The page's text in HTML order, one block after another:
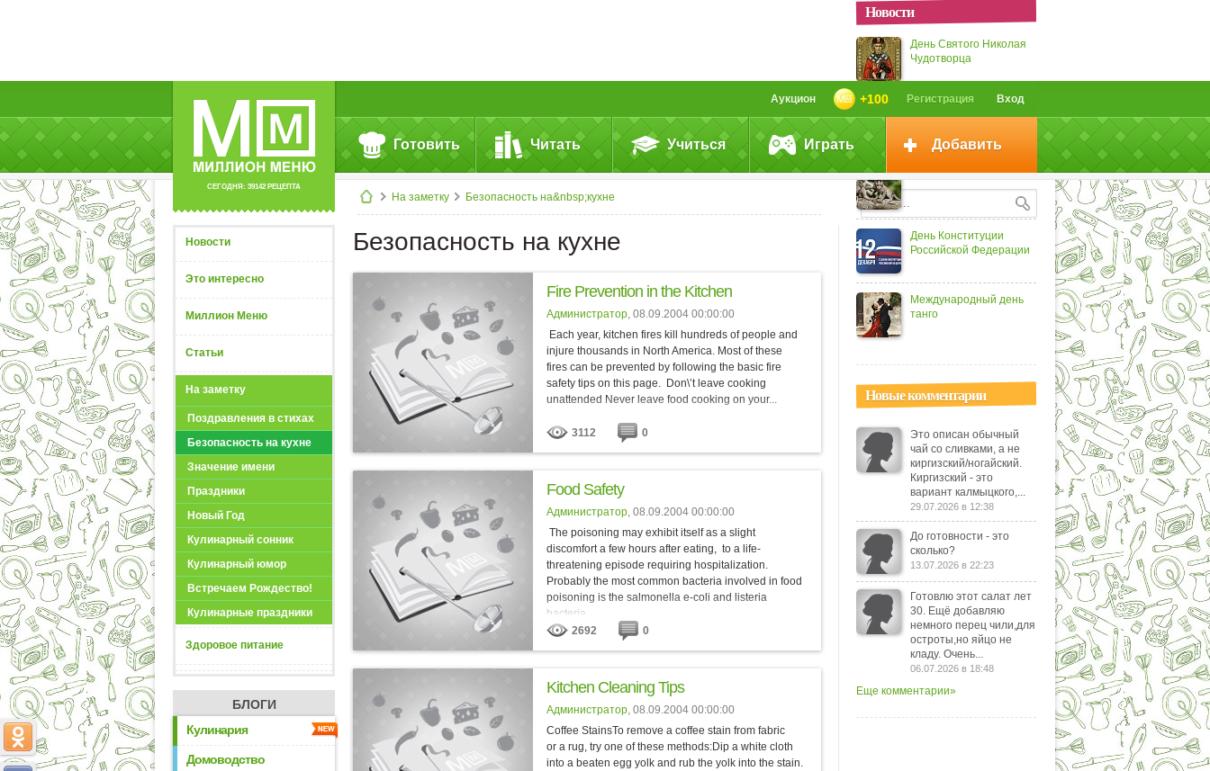
СЕГОДНЯ: 39142 РЕЦЕПТА
Вход
Регистрация
+100
Аукцион
Готовить Читать Учиться Играть Добавить
На заметку Безопасность на&nbsp;кухне
Новости
Это интересно
Миллион Меню
Статьи
На заметку
Поздравления в стихах
Безопасность на кухне
Значение имени
Праздники
Новый Год
Кулинарный сонник
Кулинарный юмор
Встречаем Рождество!
Кулинарные праздники
Здоровое питание
БЛОГИ
Кулинария
Домоводство
Безопасность на кухне
Fire Prevention in the Kitchen
Администратор, 08.09.2004 00:00:00
Each year, kitchen fires kill hundreds of people and
injure thousands in North America. Most of these
fires can be prevented by following the basic fire
safety tips on this page. Don\’t leave cooking
unattended Never leave food cooking on your...
3112 0
Food Safety
Администратор, 08.09.2004 00:00:00
The poisoning may exhibit itself as a slight
discomfort a few hours after eating, to a life-
threatening episode requiring hospitalization.
Probably the most common bacteria involved in food
poisoning is the salmonella e-coli and listeria
bacteria. ...
2692
0
Kitchen Cleaning Tips
Администратор, 08.09.2004 00:00:00
Coffee StainsTo remove a coffee stain from fabric
or a rug, try one of these methods:Dip a white cloth
into a beaten egg yolk and rub the yolk into the stain.
Новости
День Святого Николая
Чудотворца
Международный день
День обезьян
День Конституции
Российской Федерации
Международный день
танго
Новые комментарии
Это описан обычный
чай со сливками, а не
киргизский/ногайский.
Киргизский - это
вариант калмыцкого,...
29.07.2026 в 12:38
До готовности - это
сколько?
13.07.2026 в 22:23
Готовлю этот салат лет
30. Ещё добавляю
немного перец чили,для
остроты,но яйцо не
кладу. Очень...
06.07.2026 в 18:48
Еще комментарии»